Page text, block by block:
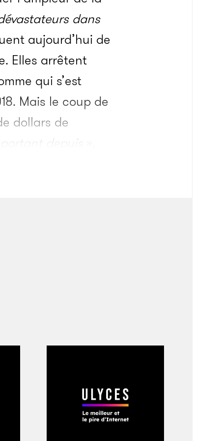
dans
aujourd’hui de
Elles arrêtent
qui s’est
Mais le coup de
dollars de
depuis
très
véreux.